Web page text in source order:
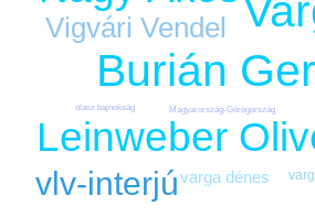
Burián
Leinweber
vlv-interjú
Vigvári Vendel
varga dénes
Magyarország-Görögország
olasz bajnokság